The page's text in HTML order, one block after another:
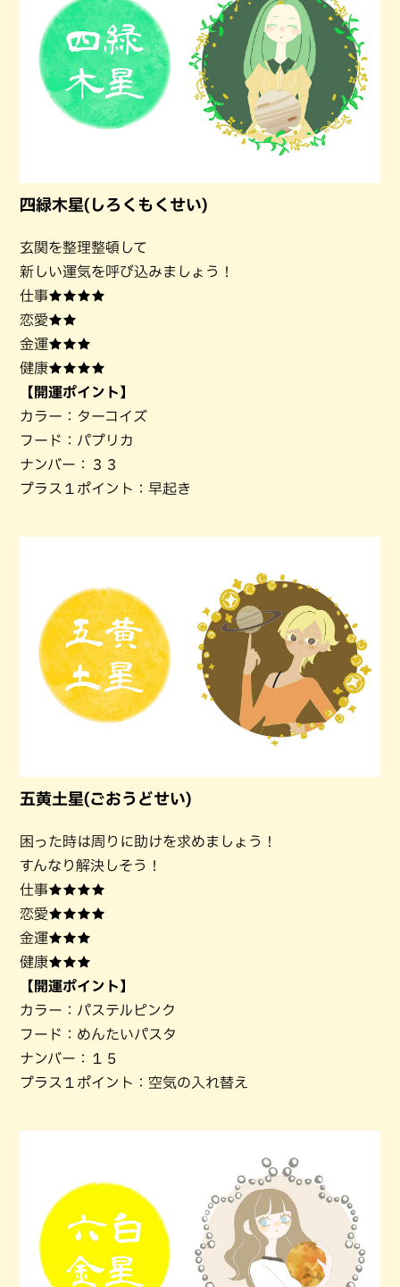
四緑木星(しろくもくせい)
玄関を整理整頓して
新しい運気を呼び込みましょう！
仕事★★★★
恋愛★★
金運★★★
健康★★★★
【開運ポイント】
カラー：ターコイズ
フード：パプリカ
ナンバー：３３
プラス１ポイント：早起き
五黄土星(ごおうどせい)
困った時は周りに助けを求めましょう！
すんなり解決しそう！
仕事★★★★
恋愛★★★★
金運★★★
健康★★★
【開運ポイント】
カラー：パステルピンク
フード：めんたいパスタ
ナンバー：１５
プラス１ポイント：空気の入れ替え